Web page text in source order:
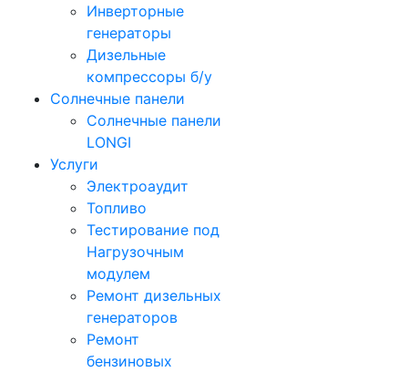
Инверторные
генераторы
Дизельные
компрессоры б/у
Солнечные панели
Солнечные панели
LONGI
Услуги
Электроаудит
Топливо
Тестирование под
Нагрузочным
модулем
Ремонт дизельных
генераторов
Ремонт
бензиновых